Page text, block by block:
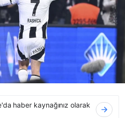
haber kaynağınız olarak